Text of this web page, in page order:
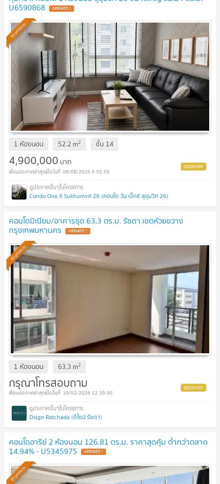
U6590868 UPDATE !
Premium
1 ห้องนอน 52.2 m2 ชั้น 14
4,900,000 บาท
06/08/2026 6:55:59
Condo One X Sukhumvit 26 (คอนโด วัน เอ็กซ์ สุขุมวิท 26)
คอนโดมิเนียม/อาคารชุด 63.3 ตร.ม. รัชดา เขตห้วยขวาง
กรุงเทพมหานคร UPDATE !
Premium
1 ห้องนอน 63.3 m2
กรุณาโทรสอบถาม
19/02/2026 12:39:00
Dsign Ratchada (ดีไซน์ รัชดา)
คอนโดอารีย์ 2 ห้องนอน 126.81 ตร.ม. ราคาสุดคุ้ม ต่ำกว่าตลาด
14.94% - U5345975 UPDATE !
Premium